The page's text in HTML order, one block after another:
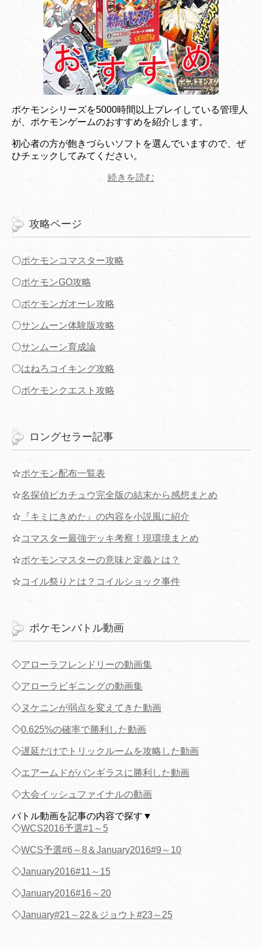
ポケモンシリーズを5000時間以上プレイしている管理人
が、ポケモンゲームのおすすめを紹介します。
初心者の方が飽きづらいソフトを選んでいますので、ぜ
ひチェックしてみてください。
続きを読む
攻略ページ
〇ポケモンコマスター攻略
〇ポケモンGO攻略
〇ポケモンガオーレ攻略
〇サンムーン体験版攻略
〇サンムーン育成論
〇はねろコイキング攻略
〇ポケモンクエスト攻略
ロングセラー記事
☆ポケモン配布一覧表
☆名探偵ピカチュウ完全版の結末から感想まとめ
☆ 『キミにきめた』の内容を小説風に紹介
☆コマスター最強デッキ考察！現環境まとめ
☆ポケモンマスターの意味と定義とは？
☆コイル祭りとは？コイルショック事件
ポケモンバトル動画
◇アローラフレンドリーの動画集
◇アローラビギニングの動画集
◇ヌケニンが弱点を変えてきた動画
◇0.625%の確率で勝利した動画
◇遅延だけでトリックルームを攻略した動画
◇エアームドがバンギラスに勝利した動画
◇大会イッシュファイナルの動画
バトル動画を記事の内容で探す▼
◇WCS2016予選#1～5
◇WCS予選#6～8＆January2016#9～10
◇January2016#11～15
◇January2016#16～20
◇January#21～22＆ジョウト#23～25